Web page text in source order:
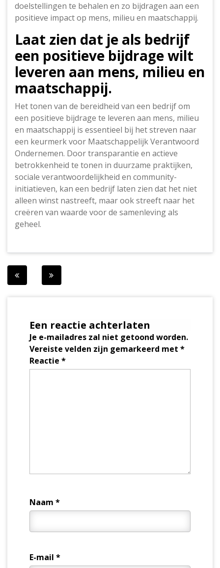
doelstellingen te behalen en zo bijdragen aan een
positieve impact op mens, milieu en maatschappij.
Laat zien dat je als bedrijf
een positieve bijdrage wilt
leveren aan mens, milieu en
maatschappij.
Het tonen van de bereidheid van een bedrijf om
een positieve bijdrage te leveren aan mens, milieu
en maatschappij is essentieel bij het streven naar
een keurmerk voor Maatschappelijk Verantwoord
Ondernemen. Door transparantie en actieve
betrokkenheid te tonen in duurzame praktijken,
sociale verantwoordelijkheid en community-
initiatieven, kan een bedrijf laten zien dat het niet
alleen winst nastreeft, maar ook streeft naar het
creëren van waarde voor de samenleving als
geheel.
Berichtnavigatie
Een reactie achterlaten
Je e-mailadres zal niet getoond worden.
Vereiste velden zijn gemarkeerd met *
Reactie *
Naam *
E-mail *